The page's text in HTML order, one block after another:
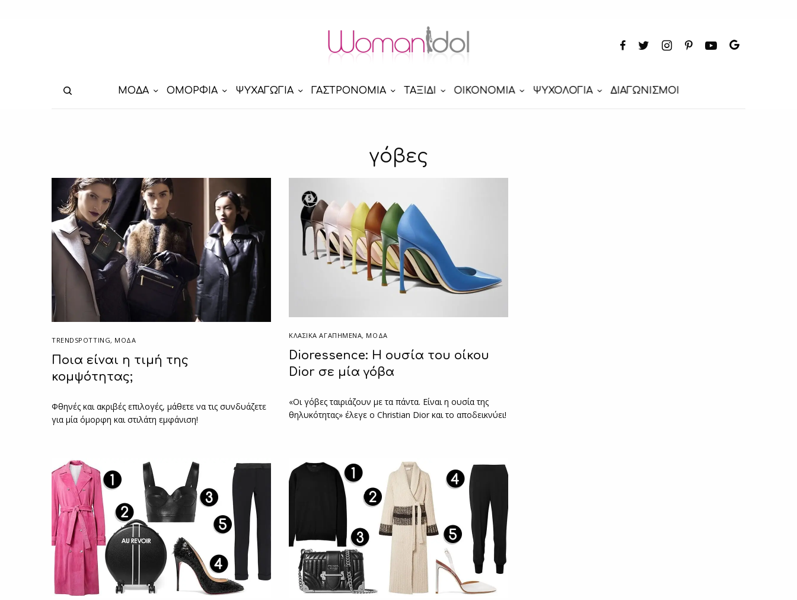
ΜΟΔΑ ΟΜΟΡΦΙΑ ΨΥΧΑΓΩΓΙΑ ΓΑΣΤΡΟΝΟΜΙΑ ΤΑΞΙΔΙ ΟΙΚΟΝΟΜΙΑ ΨΥΧΟΛΟΓΙΑ ΔΙΑΓΩΝΙΣΜΟΙ
γόβες
TRENDSPOTTING, ΜΟΔΑ
Ποια είναι η τιμή της
κομψότητας;
Φθηνές και ακριβές επιλογές, μάθετε να τις συνδυάζετε
για μία όμορφη και στιλάτη εμφάνιση!
5
ΚΛΑΣΙΚΆ ΑΓΑΠΗΜΈΝΑ, ΜΟΔΑ
Dioressence: Η ουσία του οίκου
Dior σε μία γόβα
«Οι γόβες ταιριάζουν με τα πάντα. Είναι η ουσία της
θηλυκότητας» έλεγε ο Christian Dior και το αποδεικνύει!